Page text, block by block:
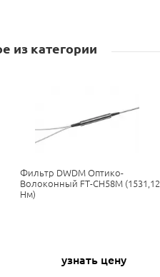
из категории
Фильтр DWDM Оптико-
Волоконный FT-CH58M (1531,12
Нм)
узнать цену